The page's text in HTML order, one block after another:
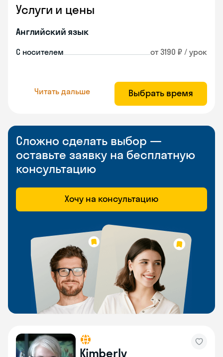
Услуги и цены
Английский язык
С носителем от 3190 ₽ / урок
Читать дальше Выбрать время
Сложно сделать выбор —
оставьте заявку на бесплатную
консультацию
Хочу на консультацию
Kimberly